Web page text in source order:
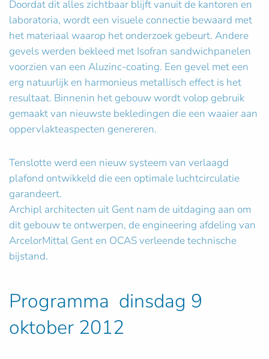
Doordat dit alles zichtbaar blijft vanuit de kantoren en
laboratoria, wordt een visuele connectie bewaard met
het materiaal waarop het onderzoek gebeurt. Andere
gevels werden bekleed met Isofran sandwichpanelen
voorzien van een Aluzinc-coating. Een gevel met een
erg natuurlijk en harmonieus metallisch effect is het
resultaat. Binnenin het gebouw wordt volop gebruik
gemaakt van nieuwste bekledingen die een waaier aan
oppervlakteaspecten genereren.
Tenslotte werd een nieuw systeem van verlaagd
plafond ontwikkeld die een optimale luchtcirculatie
garandeert.
Archipl architecten uit Gent nam de uitdaging aan om
dit gebouw te ontwerpen, de engineering afdeling van
ArcelorMittal Gent en OCAS verleende technische
bijstand.
Programma dinsdag 9
oktober 2012